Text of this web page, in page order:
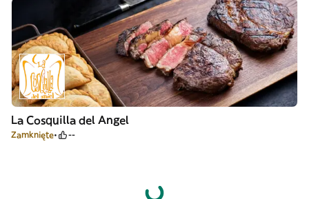
La Cosquilla del Angel
Zamknięte --